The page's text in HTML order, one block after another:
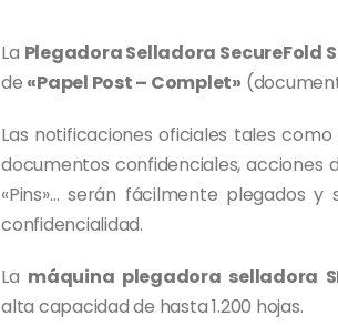
La Plegadora Selladora SecureFold
de «Papel Post – Complet»
Las notificaciones oficiales tales
documentos confidenciales, acciones
«Pins»… serán fácilmente plegados
confidencialidad.
La máquina plegadora selladora
alta capacidad de hasta 1.200 hojas.